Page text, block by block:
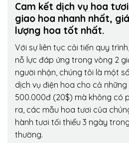
Cam kết dịch vụ hoa
giao hoa nhanh nhất,
lượng hoa tốt nhất.
Với sự liên tục cải tiến quy trình,
nỗ lực đáp ứng trong vòng 2
người nhận, chúng tôi là một
dịch vụ điện hoa cho cả
500.000đ (20$) mà không có
ra, các mẫu hoa tươi của
hành tươi tối thiểu 3 ngày
thường.